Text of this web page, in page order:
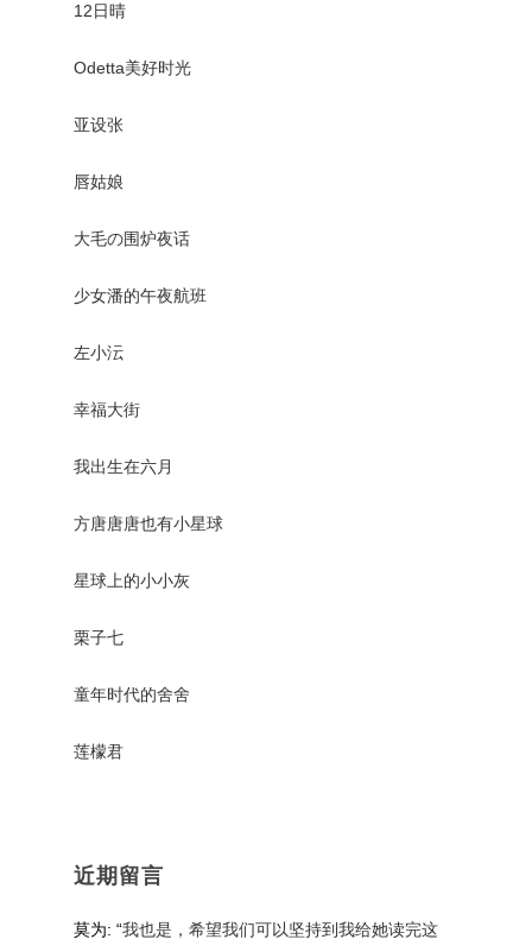
12日晴
Odetta美好时光
亚设张
唇姑娘
大毛の围炉夜话
少女潘的午夜航班
左小沄
幸福大街
我出生在六月
方唐唐唐也有小星球
星球上的小小灰
栗子七
童年时代的舍舍
莲檬君
近期留言
莫为: “我也是，希望我们可以坚持到我给她读完这